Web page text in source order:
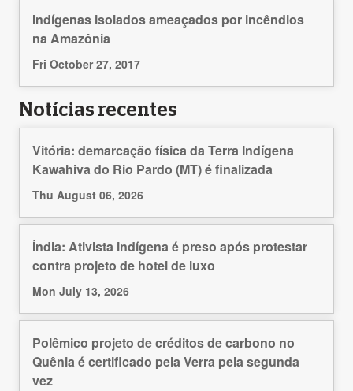
Indígenas isolados ameaçados por incêndios
na Amazônia
Fri October 27, 2017
Notícias recentes
Vitória: demarcação física da Terra Indígena
Kawahiva do Rio Pardo (MT) é finalizada
Thu August 06, 2026
Índia: Ativista indígena é preso após protestar
contra projeto de hotel de luxo
Mon July 13, 2026
Polêmico projeto de créditos de carbono no
Quênia é certificado pela Verra pela segunda
vez